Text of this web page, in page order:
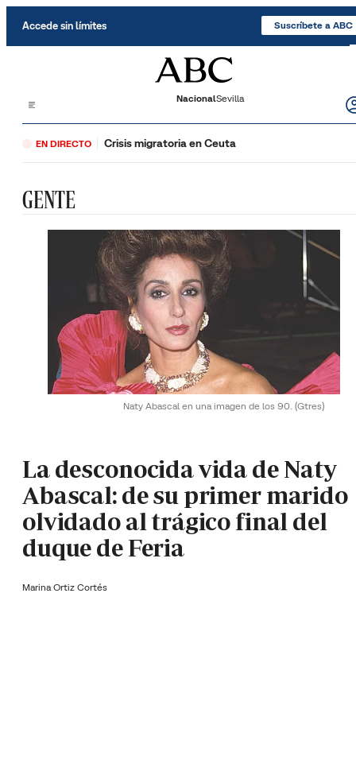
Accede sin límites Suscríbete a ABC
NacionalSevilla
EN DIRECTO Crisis migratoria en Ceuta
GENTE
Naty Abascal en una imagen de los 90. (Gtres)
La desconocida vida de Naty
Abascal: de su primer marido
olvidado al trágico final del
duque de Feria
Marina Ortiz Cortés